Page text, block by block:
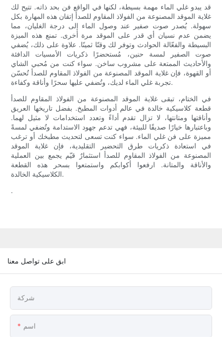
قد يبدو غلي الماء مهمة بسيطة، لكنها في الواقع فن بحد ذاته. تتيح لك
غلاية الموقد المصنوعة من الفولاذ المقاوم للصدأ إتقان هذه المهارة بكل
سهولة. يُصدر صوت صفير عند وصول الماء إلى درجة الغليان، مما
يضمن عدم نسيان أي قدر على الموقد مرة أخرى. تمنع هذه الميزة
البسيطة والفعّالة الحوادث وتوفر لك وقتًا ثمينًا. علاوة على ذلك، يُضفي
صوت الصفير لمسة حنين، مُستحضرًا ذكريات الأمسيات الدافئة
والأحاديث الممتعة على مشروب ساخن. سواء كنت من مُحبي الشاي
أو القهوة، فإن غلاية الموقد المصنوعة من الفولاذ المقاوم للصدأ تُحسّن
تجربة غلي الماء لديك، وتُضفي عليها سحرًا وأناقة وكفاءة.
في الختام، تبقى غلاية الموقد المصنوعة من الفولاذ المقاوم للصدأ
قطعة كلاسيكية خالدة في عالم أدوات المطبخ. بفضل تاريخها العريق
وأناقتها ومتانتها، لا تزال تقدم أداءً وتعدد استخدامات لا مثيل لهما.
وباعتبارها خيارًا صديقًا للبيئة، فهي تدعم جهود الاستدامة وتُضفي لمسةً
مميزة على فن غلي الماء. سواء كنت تسعى لتحديث مطبخك أو ترغب
في استعادة ذكريات طرق التحضير التقليدية، فإن غلاية الموقد
المصنوعة من الفولاذ المقاوم للصدأ استثمارٌ قيّم يجمع بين العملية
والأناقة والمتانة. ارفعوا أكوابكم واستمتعوا بسحر هذه القطعة
الكلاسيكية الخالدة.
.
ابق على تواصل معنا
شركة
اسم